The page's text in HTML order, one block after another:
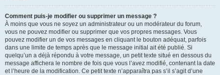
Comment puis-je modifier ou supprimer un message ?
À moins que vous ne soyez un administrateur ou un modérateur du forum,
vous ne pouvez modifier ou supprimer que vos propres messages. Vous
pouvez modifier un de vos messages en cliquant le bouton adéquat, parfois
dans une limite de temps après que le message initial ait été publié. Si
quelqu’un a déjà répondu à votre message, un petit texte situé en dessous du
message affichera le nombre de fois que vous l’avez modifié, contenant la date
et l’heure de la modification. Ce petit texte n’apparaîtra pas s’il s’agit d’une